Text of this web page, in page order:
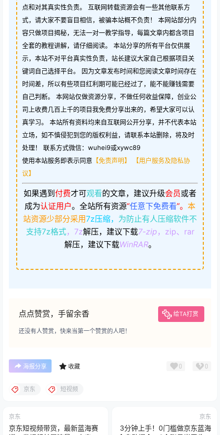
点和对其真实性负责。 互联网转载资源会有一些其他联系方
式，请大家不要盲目相信，被骗本站概不负责！ 本网站部分内
容只做项目揭秘，无法一对一教学指导，每篇文章内都含项目
全套的教程讲解，请仔细阅读。 本站分享的所有平台仅供展
示，本站不对平台真实性负责，站长建议大家自己根据项目关
键词自己选择平台。 因为文章发布时间和您阅读文章时间存在
时间差，所以有些项目红利期可能已经过了，能不能赚钱需要
自己判断。 本网站仅做资源分享，不做任何收益保障，创业公
司上收费几百上千的项目我免费分享出来的，希望大家可以认
真学习。 本站所有资料均来自互联网公开分享，并不代表本站
立场，如不慎侵犯到您的版权利益，请联系本站删除，将及时
处理！ 联系方式微信：wuhei9或xywc89
使用本站服务即表示同意 【免责声明】
【用户服务及隐私协
议】
如果遇到 付费才可观看的文章，建议升级会员或者
成为认证用户。 全站所有资源“任意下免费看”。 本
站资源少部分采用7z压缩， 为防止有人压缩软件不
支持7z格式，7z解压，建议下载7-zip ，zip、rar
解压，建议下载WinRAR。
点点赞赏，手留余香 给TA打赏
还没有人赞赏，快来当第一个赞赏的人吧！
海报分享 收藏 0 0
京东 短视频
京东
京东短视频带货，最新蓝海赛
京东
3分钟上手！0门槛做京东蓝海